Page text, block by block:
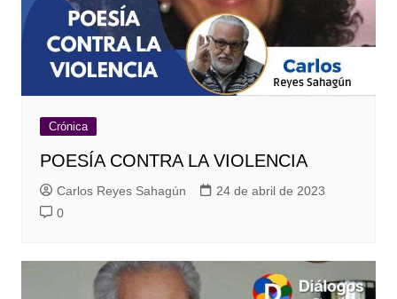
Crónica
POESÍA CONTRA LA VIOLENCIA
Carlos Reyes Sahagún
24 de abril de 2023
0